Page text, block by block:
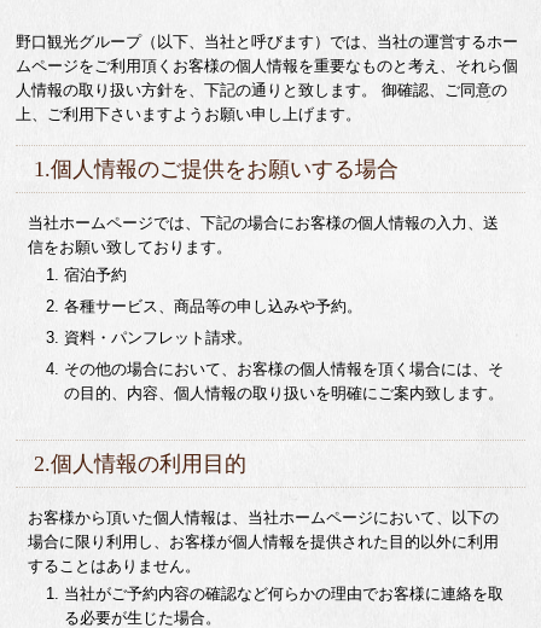
野口観光グループ（以下、当社と呼びます）では、当社の運営するホー
ムページをご利用頂くお客様の個人情報を重要なものと考え、それら個
人情報の取り扱い方針を、下記の通りと致します。 御確認、ご同意の
上、ご利用下さいますようお願い申し上げます。
1.個人情報のご提供をお願いする場合
当社ホームページでは、下記の場合にお客様の個人情報の入力、送
信をお願い致しております。
宿泊予約
各種サービス、商品等の申し込みや予約。
資料・パンフレット請求。
その他の場合において、お客様の個人情報を頂く場合には、そ
の目的、内容、個人情報の取り扱いを明確にご案内致します。
2.個人情報の利用目的
お客様から頂いた個人情報は、当社ホームページにおいて、以下の
場合に限り利用し、お客様が個人情報を提供された目的以外に利用
することはありません。
当社がご予約内容の確認など何らかの理由でお客様に連絡を取
る必要が生じた場合。